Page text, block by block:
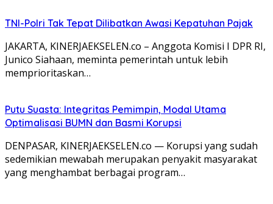
TNI-Polri Tak Tepat Dilibatkan Awasi Kepatuhan Pajak
JAKARTA, KINERJAEKSELEN.co – Anggota Komisi I DPR RI,
Junico Siahaan, meminta pemerintah untuk lebih
memprioritaskan…
Putu Suasta: Integritas Pemimpin, Modal Utama
Optimalisasi BUMN dan Basmi Korupsi
DENPASAR, KINERJAEKSELEN.co — Korupsi yang sudah
sedemikian mewabah merupakan penyakit masyarakat
yang menghambat berbagai program…